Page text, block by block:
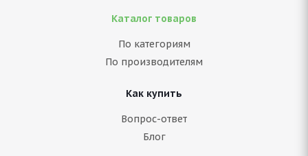
Каталог товаров
По категориям
По производителям
Как купить
Вопрос-ответ
Блог